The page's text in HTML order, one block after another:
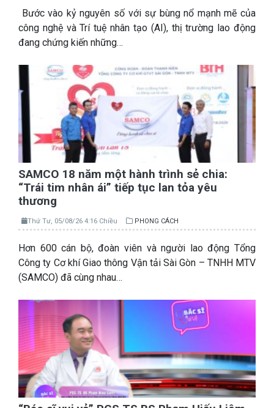
Bước vào kỷ nguyên số với sự bùng nổ mạnh mẽ của
công nghệ và Trí tuệ nhân tạo (AI), thị trường lao động
đang chứng kiến những…
SAMCO 18 năm một hành trình sẻ chia:
“Trái tim nhân ái” tiếp tục lan tỏa yêu
thương
Thứ Tư, 05/08/26 4:16 Chiều PHONG CÁCH
Hơn 600 cán bộ, đoàn viên và người lao động Tổng
Công ty Cơ khí Giao thông Vận tải Sài Gòn – TNHH MTV
(SAMCO) đã cùng nhau…